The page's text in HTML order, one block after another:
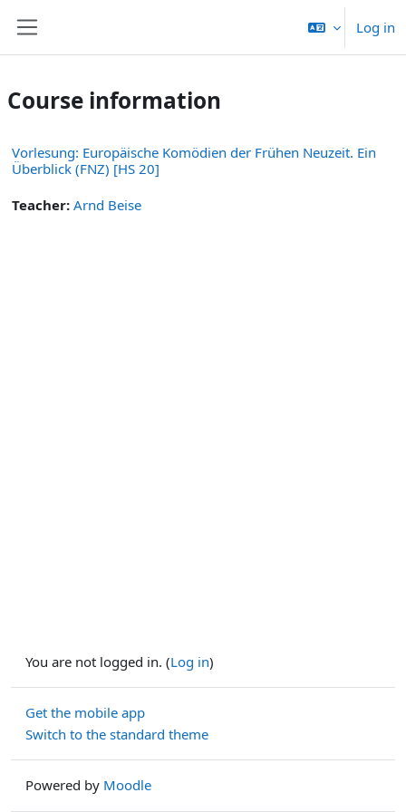
Log in
Course information
Vorlesung: Europäische Komödien der Frühen Neuzeit. Ein
Überblick (FNZ) [HS 20]
Teacher: Arnd Beise
You are not logged in. (Log in)
Get the mobile app
Switch to the standard theme
Powered by Moodle